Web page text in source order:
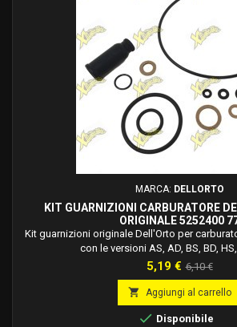
MARCA: DELLORTO
KIT GUARNIZIONI CARBURATORE
ORIGINALE 5252400
Kit guarnizioni originale Dell'Orto per
con le versioni AS, AD, BS, BD, HS,
Prezzo
5,19 € Prezzo
base
6,10 €
 Aggiungi al carrello
 Disponibile